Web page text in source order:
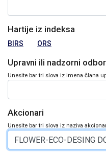
Hartije iz indeksa
BIRS ORS
Upravni ili nadzorni odbor
Unesite bar tri slova iz imena člana
Akcionari
Unesite bar tri slova iz naziva